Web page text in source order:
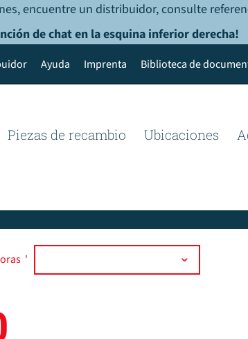
encuentre un distribuidor, consulte
de chat en la esquina inferior derecha!
Ayuda Imprenta Biblioteca de
Piezas de recambio Ubicaciones
'